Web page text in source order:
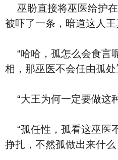
巫盼直接将巫医给护
被吓了一条，暗道这人王
“哈哈，孤怎么会食言
相，那巫医不会任由孤处
“大王为何一定要做这
“孤任性，孤看这巫医
挣扎，不然孤做出来什